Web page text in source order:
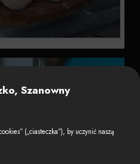
Szanowny
(„ciasteczka”), by uczynić naszą